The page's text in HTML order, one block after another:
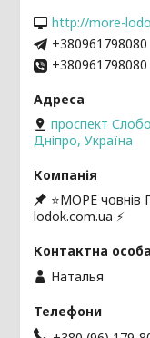
http://more-
+380961798080
+380961798080
проспект
Дніпро, Україна
⭐️МОРЕ
lodok.com.ua ⚡
Наталья